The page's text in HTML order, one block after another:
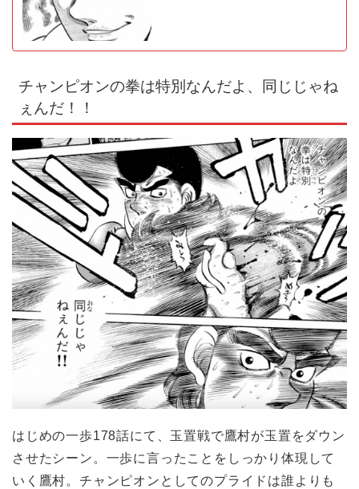
チャンピオンの拳は特別なんだよ、同じじゃね
ぇんだ！！
はじめの一歩178話にて、玉置戦で鷹村が玉置をダウン
させたシーン。一歩に言ったことをしっかり体現して
いく鷹村。チャンピオンとしてのプライドは誰よりも